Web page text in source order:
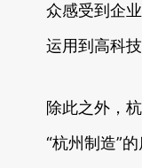
众感受到企
运用到高科
除此之外，
“杭州制造”